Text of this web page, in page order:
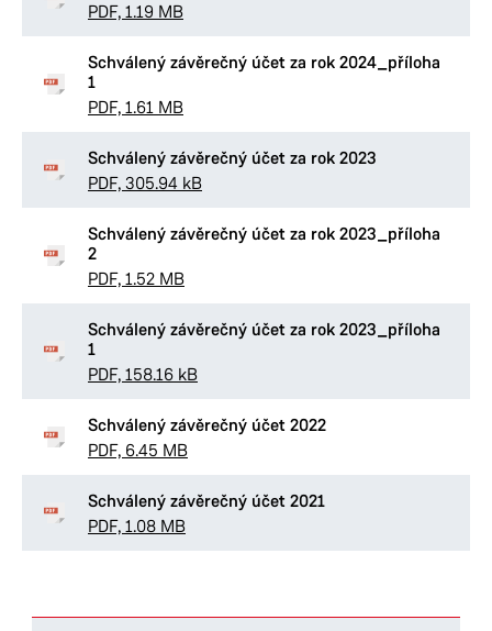
PDF, 1.19 MB
Schválený závěrečný účet za rok 2024_příloha
1
PDF, 1.61 MB
Schválený závěrečný účet za rok 2023
PDF, 305.94 kB
Schválený závěrečný účet za rok 2023_příloha
2
PDF, 1.52 MB
Schválený závěrečný účet za rok 2023_příloha
1
PDF, 158.16 kB
Schválený závěrečný účet 2022
PDF, 6.45 MB
Schválený závěrečný účet 2021
PDF, 1.08 MB